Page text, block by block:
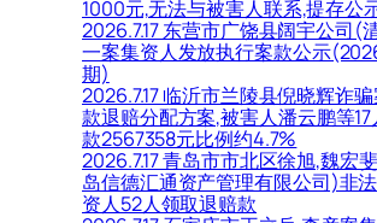
1000元,无法与被害人联系,提存公
2026.7.17 东营市广饶县阔宇公司(
一案集资人发放执行案款公示
期)
2026.7.17 临沂市兰陵县倪晓辉诈
款退赔分配方案,被害人潘云鹏等
款2567358元比例约4.7%
2026.7.17 青岛市市北区徐旭,魏宏
岛信德汇通资产管理有限公司)非
资人52人领取退赔款